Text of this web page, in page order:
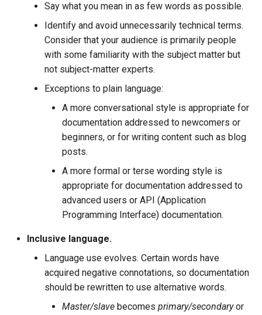
Say what you mean in as few words as possible.
Identify and avoid unnecessarily technical terms.
Consider that your audience is primarily people
with some familiarity with the subject matter but
not subject-matter experts.
Exceptions to plain language:
A more conversational style is appropriate for
documentation addressed to newcomers or
beginners, or for writing content such as blog
posts.
A more formal or terse wording style is
appropriate for documentation addressed to
advanced users or API (Application
Programming Interface) documentation.
Inclusive language.
Language use evolves. Certain words have
acquired negative connotations, so documentation
should be rewritten to use alternative words.
Master/slave becomes primary/secondaryor